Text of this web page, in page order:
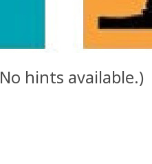
No hints available.)